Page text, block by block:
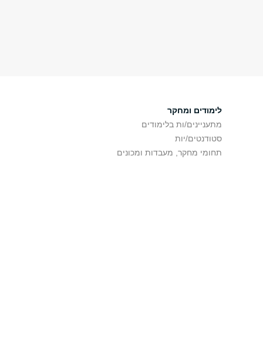
לימודים ומחקר
מתעניינים/ות בלימודים
סטודנטים/יות
תחומי מחקר, מעבדות ומכונים